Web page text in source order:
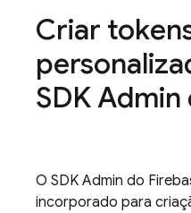
Criar
SDK
O SDK Admin do
incorporado para